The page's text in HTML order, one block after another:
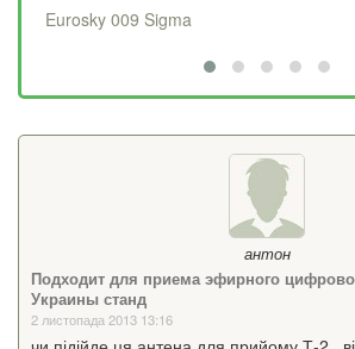
Eurosky 009 Sigma
антон
Подходит для приема эфирного
Украины станд
2 листопада 2013 13:16